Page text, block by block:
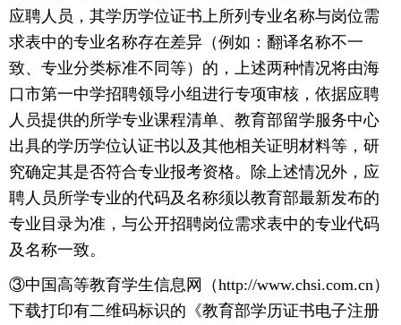
应聘人员，其学历学位证书上所列专业名称与岗位需
求表中的专业名称存在差异（例如：翻译名称不一
致、专业分类标准不同等）的，上述两种情况将由海
口市第一中学招聘领导小组进行专项审核，依据应聘
人员提供的所学专业课程清单、教育部留学服务中心
出具的学历学位认证书以及其他相关证明材料等，研
究确定其是否符合专业报考资格。除上述情况外，应
聘人员所学专业的代码及名称须以教育部最新发布的
专业目录为准，与公开招聘岗位需求表中的专业代码
及名称一致。
③中国高等教育学生信息网（http://www.chsi.com.cn）
下载打印有二维码标识的《教育部学历证书电子注册